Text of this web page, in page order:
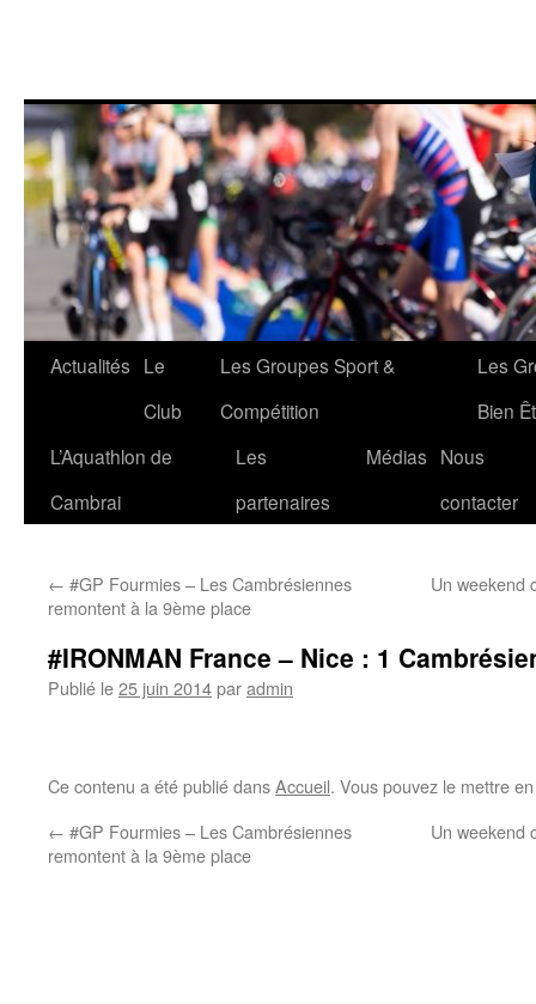
Aller
contenu
Actualités Le
Club
Les Groupes Sport &
Compétition
Les
Bien
L’Aquathlon de
Cambrai
Les
partenaires
Médias Nous
contacter
← #GP Fourmies – Les Cambrésiennes
remontent à la 9ème place
Un weekend
#IRONMAN France – Nice : 1
Publié le25 juin 2014paradmin
Ce contenu a été publié dansAccueil. Vous pouvez le mettre
← #GP Fourmies – Les Cambrésiennes
remontent à la 9ème place
Un weekend